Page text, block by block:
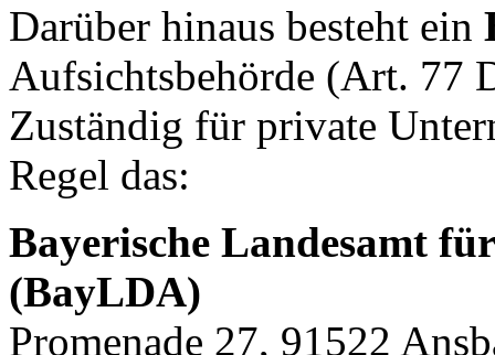
Darüber hinaus besteht ein
Aufsichtsbehörde (Art. 77
Zuständig für private
Regel das:
Bayerische Landesamt
(BayLDA)
Promenade 27, 91522